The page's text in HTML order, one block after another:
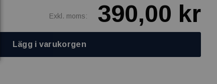
Exkl. moms: 390,00 kr
Lägg i varukorgen